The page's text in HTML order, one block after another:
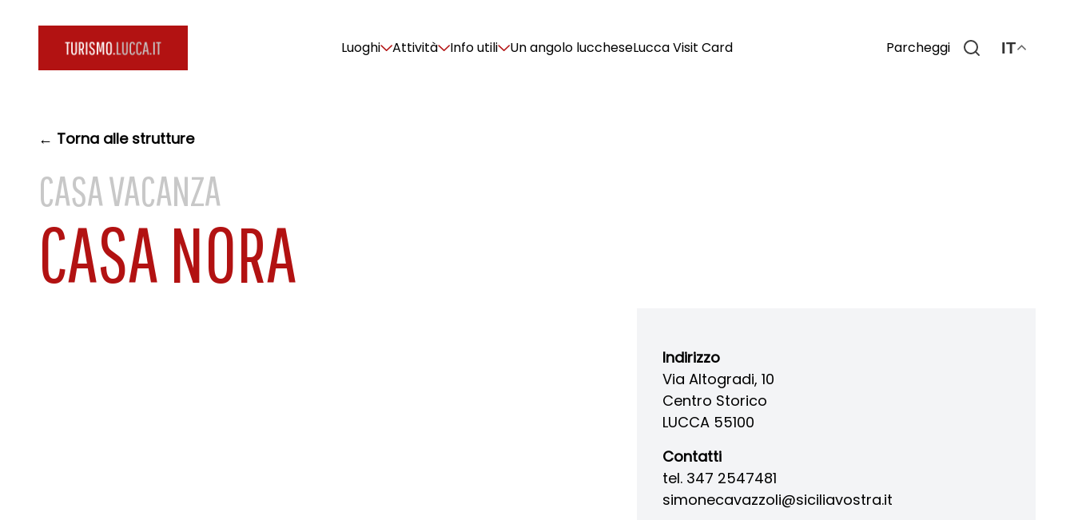
Luoghi Attività Info utili Un angolo luccheseLucca Visit Card Parcheggi IT
← Torna alle strutture
CASA VACANZA
CASA NORA
Indirizzo
Via Altogradi, 10
Centro Storico
LUCCA 55100
Contatti
tel. 347 2547481
simonecavazzoli@siciliavostra.it